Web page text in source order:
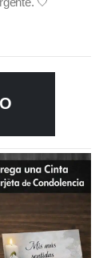
🤍